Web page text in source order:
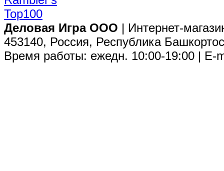
Деловая Игра ООО | Интернет-
453140, Россия, Республика
Время работы: ежедн. 10:00-19:00 | E-